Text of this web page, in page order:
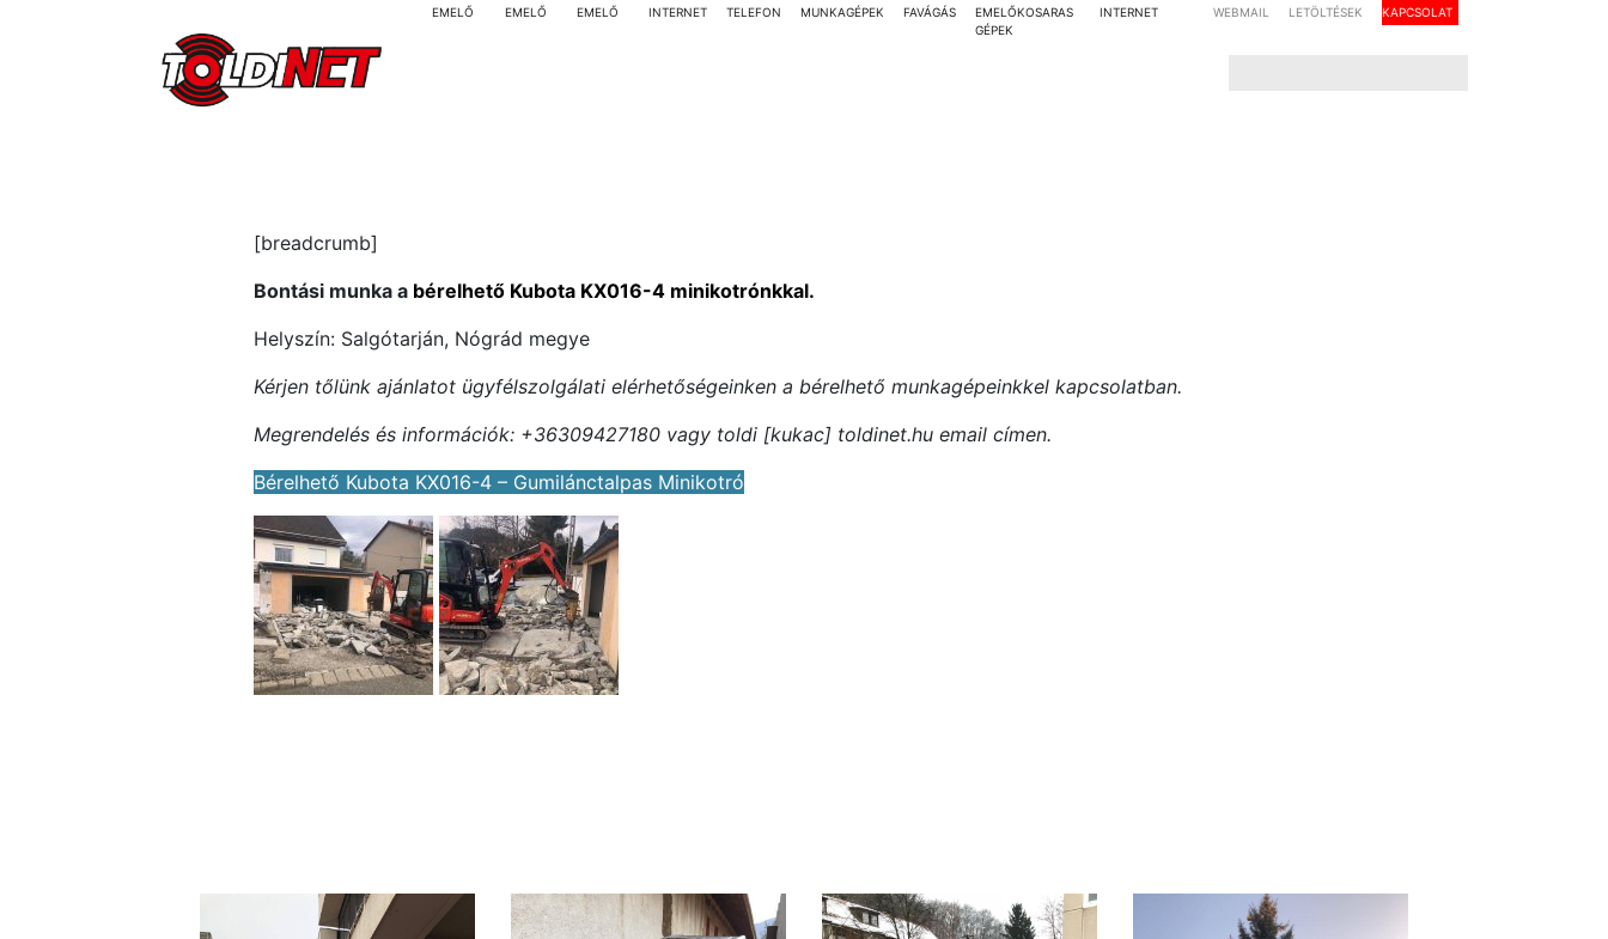
EMELŐ
EMELŐ
EMELŐ
INTERNET TELEFON MUNKAGÉPEK FAVÁGÁS
EMELŐKOSARAS
GÉPEK
INTERNET
WEBMAIL LETÖLTÉSEK KAPCSOLAT
[breadcrumb]
Bontási munka a bérelhető Kubota KX016-4 minikotrónkkal.
Helyszín: Salgótarján, Nógrád megye
Kérjen tőlünk ajánlatot ügyfélszolgálati elérhetőségeinken a bérelhető munkagépeinkkel kapcsolatban.
Megrendelés és információk: +36309427180 vagy toldi [kukac] toldinet.hu email címen.
Bérelhető Kubota KX016-4 – Gumilánctalpas Minikotró